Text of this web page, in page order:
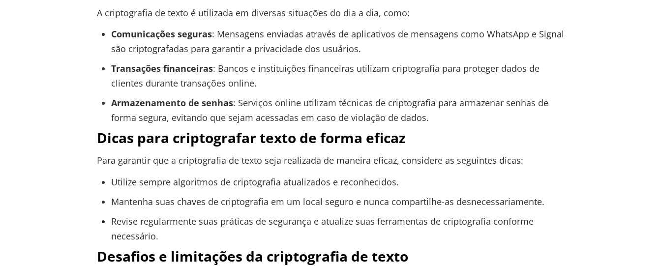
A criptografia de texto é utilizada em diversas situações do dia a dia, como:
Comunicações seguras: Mensagens enviadas através de aplicativos de mensagens como WhatsApp e Signal
são criptografadas para garantir a privacidade dos usuários.
Transações financeiras: Bancos e instituições financeiras utilizam criptografia para proteger dados de
clientes durante transações online.
Armazenamento de senhas: Serviços online utilizam técnicas de criptografia para armazenar senhas de
forma segura, evitando que sejam acessadas em caso de violação de dados.
Dicas para criptografar texto de forma eficaz
Para garantir que a criptografia de texto seja realizada de maneira eficaz, considere as seguintes dicas:
Utilize sempre algoritmos de criptografia atualizados e reconhecidos.
Mantenha suas chaves de criptografia em um local seguro e nunca compartilhe-as desnecessariamente.
Revise regularmente suas práticas de segurança e atualize suas ferramentas de criptografia conforme
necessário.
Desafios e limitações da criptografia de texto